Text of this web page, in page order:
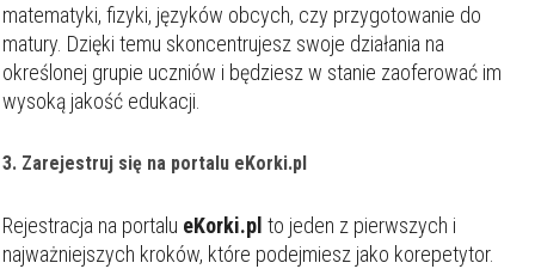
matematyki, fizyki, języków obcych, czy przygotowanie do
matury. Dzięki temu skoncentrujesz swoje działania na
określonej grupie uczniów i będziesz w stanie zaoferować im
wysoką jakość edukacji.
3. Zarejestruj się na portalu eKorki.pl
Rejestracja na portalu eKorki.pl to jeden z pierwszych i
najważniejszych kroków, które podejmiesz jako korepetytor.